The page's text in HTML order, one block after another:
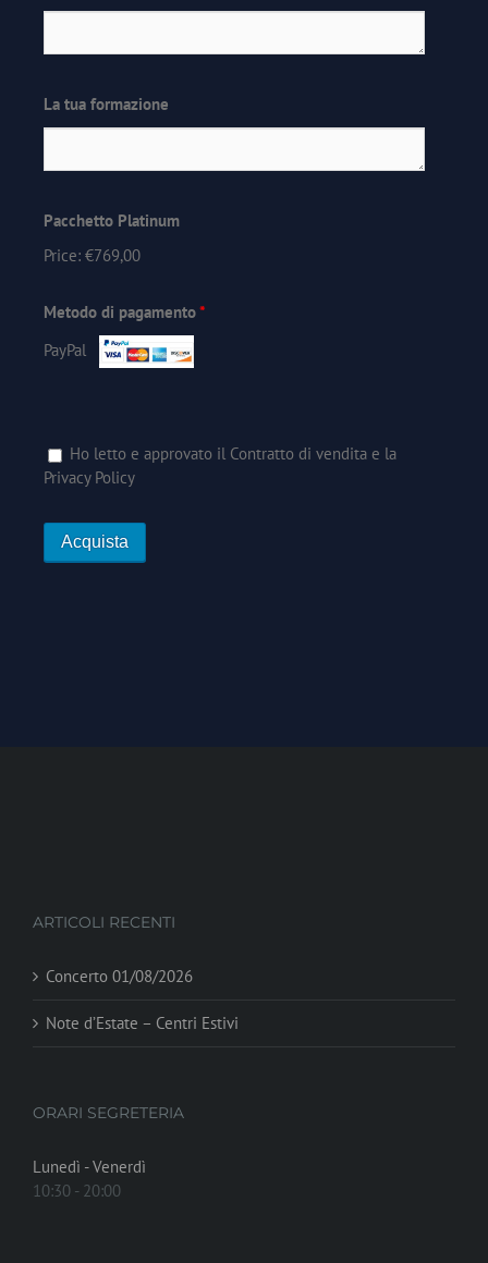
La tua formazione
Pacchetto Platinum
Price: €769,00
Metodo di pagamento*
PayPal
Ho letto e approvato il Contratto di vendita e la
Privacy Policy
ARTICOLI RECENTI
Concerto 01/08/2026
Note d’Estate – Centri Estivi
ORARI SEGRETERIA
Lunedì - Venerdì
10:30 - 20:00